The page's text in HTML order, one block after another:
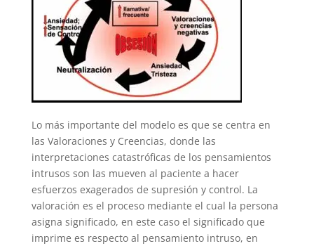
Lo más importante del modelo es que se centra en
las Valoraciones y Creencias, donde las
interpretaciones catastróficas de los pensamientos
intrusos son las mueven al paciente a hacer
esfuerzos exagerados de supresión y control. La
valoración es el proceso mediante el cual la persona
asigna significado, en este caso el significado que
imprime es respecto al pensamiento intruso, en